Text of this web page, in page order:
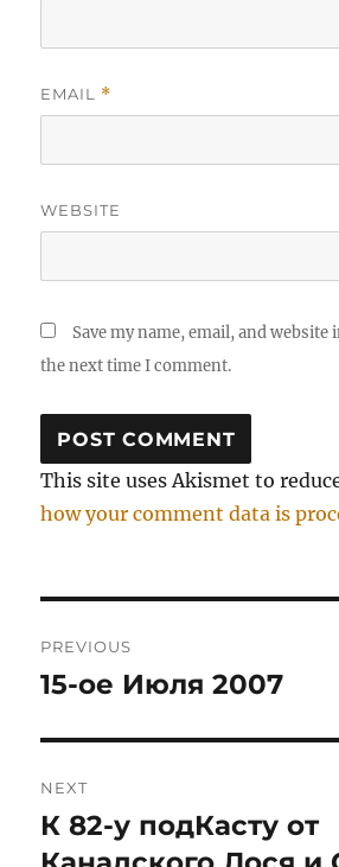
EMAIL *
WEBSITE
Save my name, email, and
the next time I comment.
This site uses Akismet to
how your comment data is
navigation
PREVIOUS
Previous
15-ое Июля 2007
NEXT
Next
post:
К 82-у подКасту от